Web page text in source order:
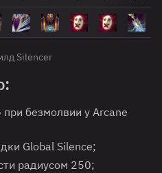
Silencer
безмолвии у Arcane
Global Silence;
радиусом 250;